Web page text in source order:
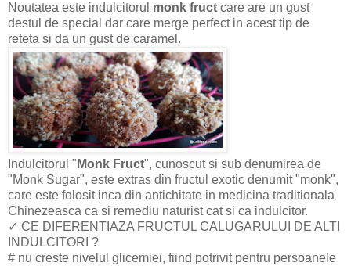
Noutatea este indulcitorul monk fruct care are un gust
destul de special dar care merge perfect in acest tip de
reteta si da un gust de caramel.
Indulcitorul " Monk Fruct", cunoscut si sub denumirea de
"Monk Sugar", este extras din fructul exotic denumit "monk",
care este folosit inca din antichitate in medicina traditionala
Chinezeasca ca si remediu naturist cat si ca indulcitor.
✓ CE DIFERENTIAZA FRUCTUL CALUGARULUI DE ALTI
INDULCITORI ?
# nu creste nivelul glicemiei, fiind potrivit pentru persoanele